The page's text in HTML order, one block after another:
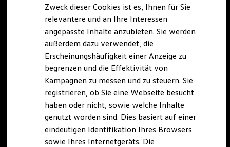
Kaufoptionen
E-Auto-Förderung
Software und Konnektivität
Die ID. Software 6
ID. Software Versionen und Updates
Digitale Extras
Schnittstellen zu Ihrem ID.
Hybridautos
Marke und Erlebnis
Volkswagen R und R Experience
R-Modelle
R Experience
Driving Experience
Volkswagen entdecken
Werkbesichtigung
Zweck dieser Cookies ist es, Ihnen für Sie
relevantere und an Ihre Interessen
angepasste Inhalte anzubieten. Sie werden
außerdem dazu verwendet, die
Erscheinungshäufigkeit einer Anzeige zu
begrenzen und die Effektivität von
Kampagnen zu messen und zu steuern. Sie
registrieren, ob Sie eine Webseite besucht
haben oder nicht, sowie welche Inhalte
genutzt worden sind. Dies basiert auf einer
eindeutigen Identifikation Ihres Browsers
sowie Ihres Internetgeräts. Die